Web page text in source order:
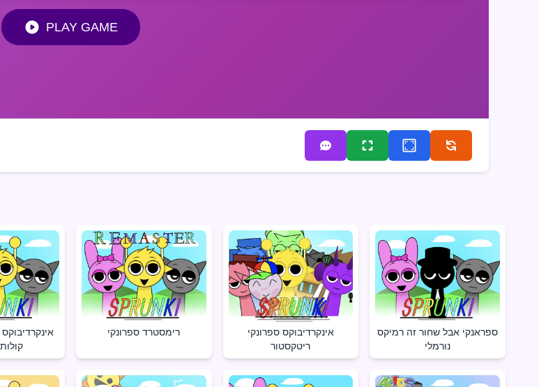
PLAY GAME
רימסטרד ספרונקי
אינקרדיבוקס ספרונקי
ריטקסטור
ספראנקי אבל שחור זה רמיקס
נורמלי